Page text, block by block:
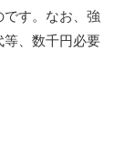
す。なお、強
、数千円必要